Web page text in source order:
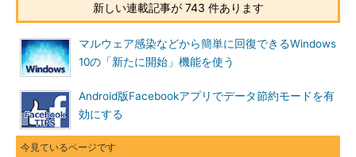
新しい連載記事が 743 件あります
マルウェア感染などから簡単に回復できるWindows
10の「新たに開始」機能を使う
Android版Facebookアプリでデータ節約モードを有
効にする